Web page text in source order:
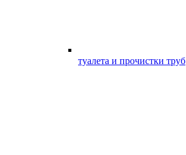
туалета и прочистки труб